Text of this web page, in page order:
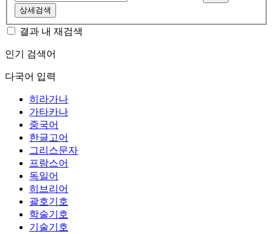
상세검색
결과 내 재검색
인기 검색어
다국어 입력
히라가나
가타카나
중국어
한글고어
그리스문자
프랑스어
독일어
히브리어
괄호기호
학술기호
기술기호